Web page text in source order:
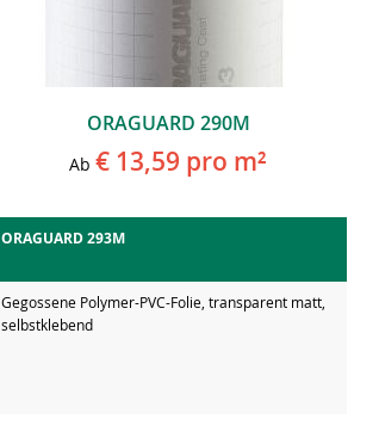
ORAGUARD 290M
Ab € 13,59 pro m²
ORAGUARD 293M
Gegossene Polymer-PVC-Folie, transparent matt,
selbstklebend